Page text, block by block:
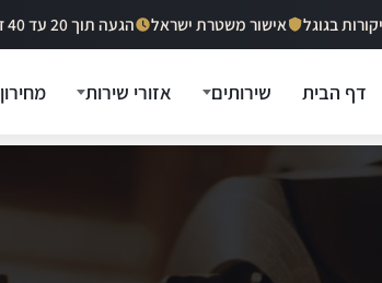
אישור משטרת ישראל הגעה תוך 20 עד 40 דקות
דף הבית שירותים אזורי שירות מחירון